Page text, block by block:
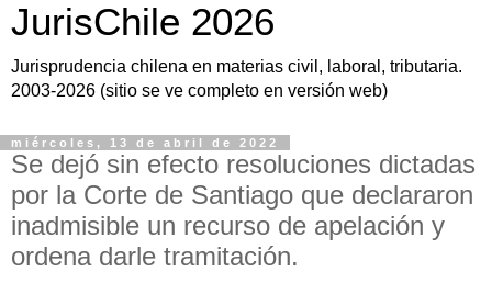
JurisChile 2026
Jurisprudencia chilena en materias civil, laboral, tributaria.
2003-2026 (sitio se ve completo en versión web)
miércoles, 13 de abril de 2022
Se dejó sin efecto resoluciones dictadas
por la Corte de Santiago que declararon
inadmisible un recurso de apelación y
ordena darle tramitación.